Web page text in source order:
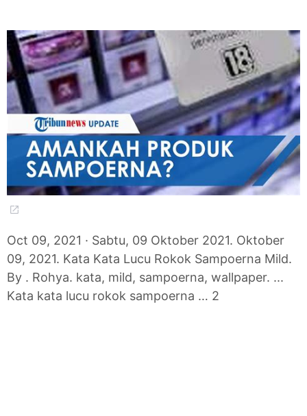
Oct 09, 2021 · Sabtu, 09 Oktober 2021. Oktober
09, 2021. Kata Kata Lucu Rokok Sampoerna Mild.
By . Rohya. kata, mild, sampoerna, wallpaper. ...
Kata kata lucu rokok sampoerna … 2